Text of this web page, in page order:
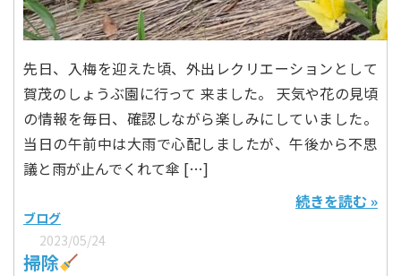
先日、入梅を迎えた頃、外出レクリエーションとして
賀茂のしょうぶ園に行って 来ました。 天気や花の見頃
の情報を毎日、確認しながら楽しみにしていました。
当日の午前中は大雨で心配しましたが、午後から不思
議と雨が止んでくれて傘 […]
続きを読む »
ブログ
2023/05/24
掃除